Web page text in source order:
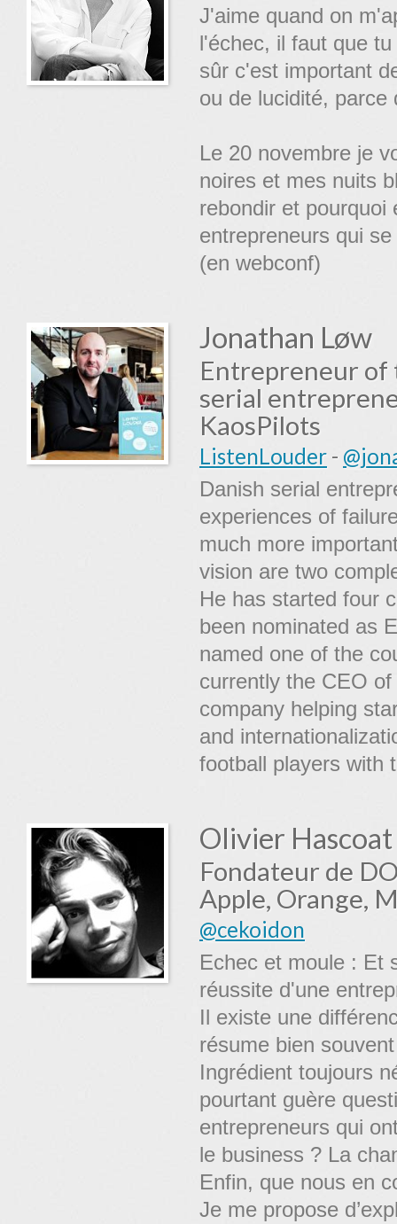
J'aime quand on
l'échec, il faut que
sûr c'est important
ou de lucidité,
Le 20 novembre je
noires et mes nuits
rebondir et pourquoi
entrepreneurs qui
(en webconf)
Jonathan Løw
Entrepreneur of
serial
KaosPilots
ListenLouder -
Danish serial
experiences of
much more
vision are two
He has started four
been nominated as
named one of the
currently the CEO
company helping
and
football players with
Olivier Hascoat
Fondateur de
Apple, Orange,
@cekoidon
Echec et moule : Et
réussite d'une
Il existe une
résume bien
Ingrédient toujours
pourtant guère
entrepreneurs qui
le business ? La
Enfin, que nous en
Je me propose